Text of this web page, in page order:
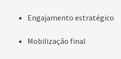
Engajamento estratégico
Mobilização final